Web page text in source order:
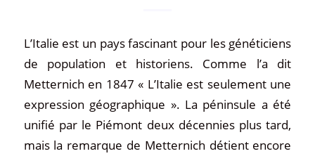
L’Italie est un pays fascinant pour les généticiens
de population et historiens. Comme l’a dit
Metternich en 1847 « L’Italie est seulement une
expression géographique ». La péninsule a été
unifié par le Piémont deux décennies plus tard,
mais la remarque de Metternich détient encore